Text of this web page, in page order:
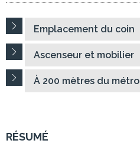
Emplacement du coin
Ascenseur et mobilier
À 200 mètres du métro
RÉSUMÉ